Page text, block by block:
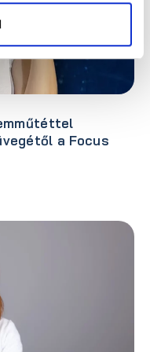
a Focus